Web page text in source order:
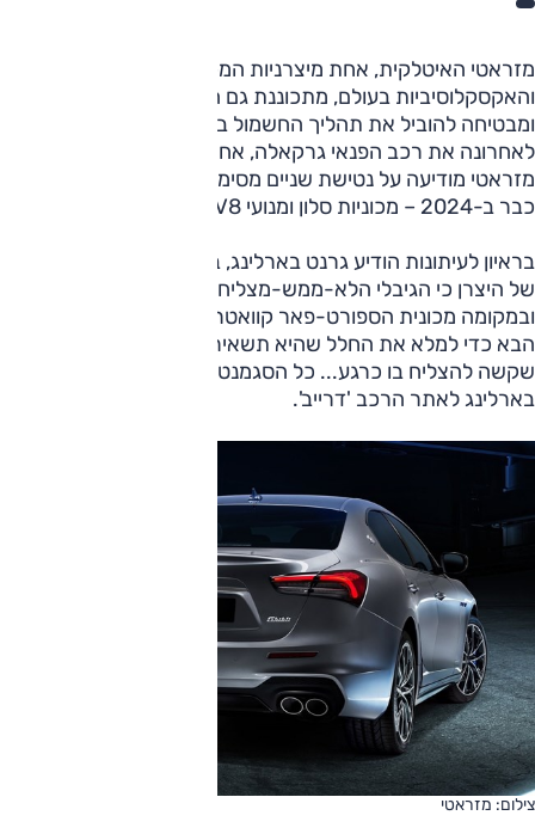
מזראטי האיטלקית, אחת מיצרניות המכוניות הספורט והיוקרה
והאקסקלוסיביות בעולם, מתכוננת גם היא לעתיד החשמלי
ומבטיחה להוביל את תהליך החשמול בסגמנט. לאחר שהשיקה
לאחרונה את רכב הפנאי גרקאלה, אח קטן ללבנטה המוכר,
מזראטי מודיעה על נטישת שניים מסימני ההיכר של היצרנית
כבר ב-2024 – מכוניות סלון ומנועי V8.
בראיון לעיתונות הודיע גרנט בארלינג, בכיר בשלוחה האוסטרלית
של היצרן כי הגיבלי הלא-ממש-מצליחה לא תזכה לדור חדש,
ובמקומה מכונית הספורט-פאר קוואטרופורטה תתכווץ בדור
הבא כדי למלא את החלל שהיא תשאיר. "פלח הסדאן הוא מקום
שקשה להצליח בו כרגע... כל הסגמנט צנח בביקוש", סיפר
בארלינג לאתר הרכב 'דרייב'.
צילום: מזראטי